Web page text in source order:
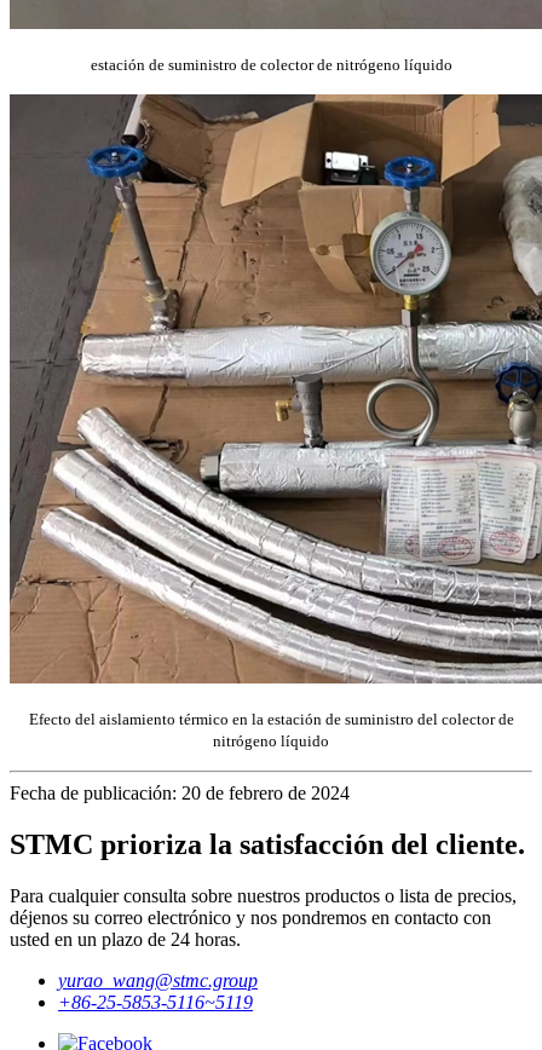
estación de suministro de colector de nitrógeno líquido
Efecto del aislamiento térmico en la estación de suministro del colector de
nitrógeno líquido
Fecha de publicación: 20 de febrero de 2024
STMC prioriza la satisfacción del cliente.
Para cualquier consulta sobre nuestros productos o lista de precios,
déjenos su correo electrónico y nos pondremos en contacto con
usted en un plazo de 24 horas.
yurao_wang@stmc.group
+86-25-5853-5116~5119